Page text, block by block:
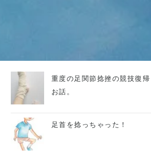
重度の足関節捻挫の競技復
お話。
足首を捻っちゃった！